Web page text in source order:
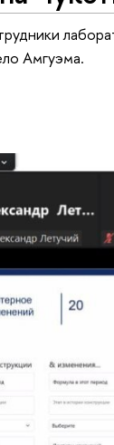
Амгуэма.